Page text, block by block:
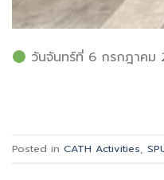
วันจันทร์ที่ 6 กรกฎาคม
Posted in CATH Activities